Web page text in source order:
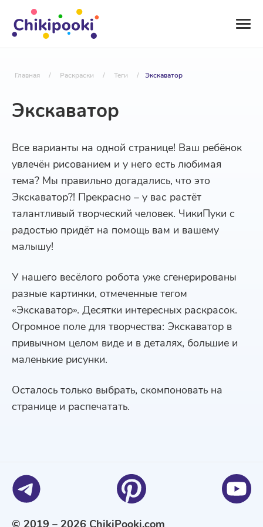
Главная / Раскраски / Теги / Экскаватор
Экскаватор
Все варианты на одной странице! Ваш ребёнок
увлечён рисованием и у него есть любимая
тема? Мы правильно догадались, что это
Экскаватор?! Прекрасно – у вас растёт
талантливый творческий человек. ЧикиПуки с
радостью придёт на помощь вам и вашему
малышу!
У нашего весёлого робота уже сгенерированы
разные картинки, отмеченные тегом
«Экскаватор». Десятки интересных раскрасок.
Огромное поле для творчества: Экскаватор в
привычном целом виде и в деталях, большие и
маленькие рисунки.
Осталось только выбрать, скомпоновать на
странице и распечатать.
© 2019 – 2026 ChikiPooki.com